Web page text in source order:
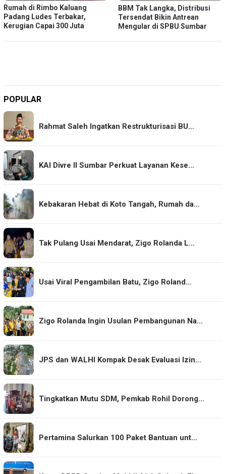
Rumah di Rimbo Kaluang
Padang Ludes Terbakar,
Kerugian Capai 300 Juta
BBM Tak Langka, Distribusi
Tersendat Bikin Antrean
Mengular di SPBU Sumbar
POPULAR
Rahmat Saleh Ingatkan Restrukturisasi BU…
KAI Divre II Sumbar Perkuat Layanan Kese…
Kebakaran Hebat di Koto Tangah, Rumah da…
Tak Pulang Usai Mendarat, Zigo Rolanda L…
Usai Viral Pengambilan Batu, Zigo Roland…
Zigo Rolanda Ingin Usulan Pembangunan Na…
JPS dan WALHI Kompak Desak Evaluasi Izin…
Tingkatkan Mutu SDM, Pemkab Rohil Dorong…
Pertamina Salurkan 100 Paket Bantuan unt…